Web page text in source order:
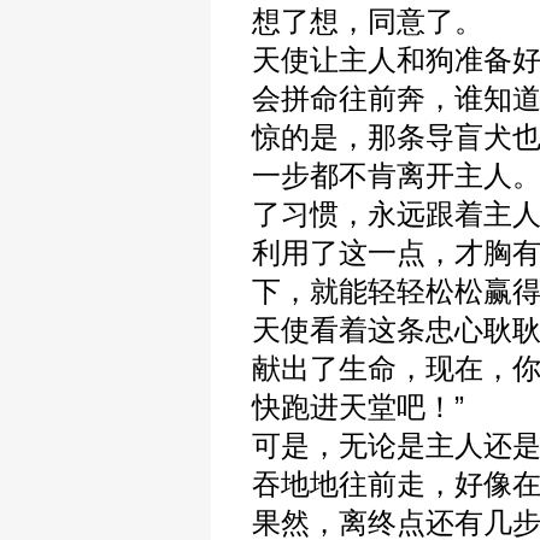
想了想，同意了。
天使让主人和狗准备
会拼命往前奔，谁知
惊的是，那条导盲犬
一步都不肯离开主人
了习惯，永远跟着主
利用了这一点，才胸
下，就能轻轻松松赢
天使看着这条忠心耿
献出了生命，现在，
快跑进天堂吧！”
可是，无论是主人还
吞地地往前走，好像
果然，离终点还有几